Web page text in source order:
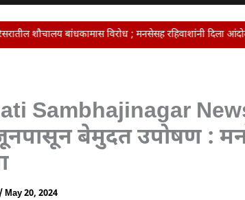
विरोध ; मनसेसह रहिवाशांनी दिला आंदोलनाचा इशारा •
Sambhajinagar
बेमुदत उपोषण :
May 20, 2024